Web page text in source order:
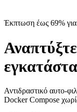
Έκπτωση έως 69%
Αντιδραστικό αυτο-
Docker Compose